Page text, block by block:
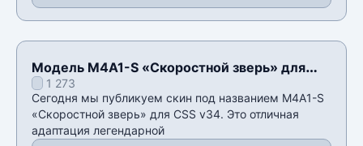
Модель M4A1-S «Скоростной зверь» для
CSS v34
1 273
Сегодня мы публикуем скин под названием M4A1-S
«Скоростной зверь» для CSS v34. Это отличная
адаптация легендарной